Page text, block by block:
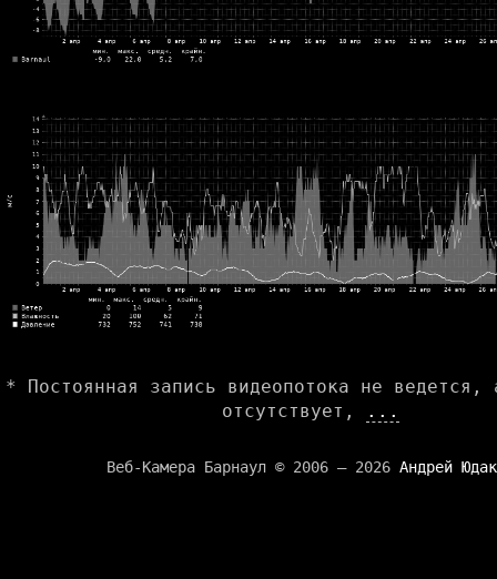
* Постоянная запись видеопотока не ведется,
отсутствует,
...
Веб-Камера Барнаул © 2006 — 2026 Андрей